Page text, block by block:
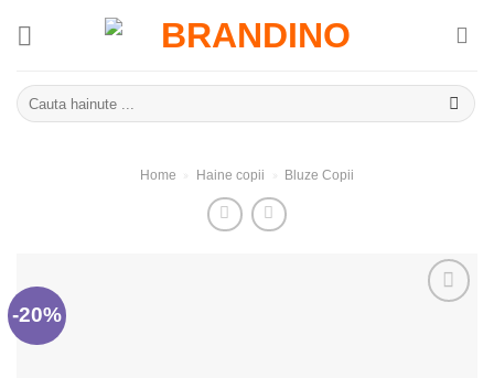
Caută
după:
Home Haine copii Bluze Copii
-20%